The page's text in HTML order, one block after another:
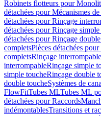
Robinets flotteurs pour
détachées pour Mécanismes de
détachées pour Rinçage
détachées pour Rinçage
détachées pour Rinçage
completsPièces détachées
completsRinçage interrompable
interrompableRinçage simple
simple toucheRinçage double
double toucheSystèmes de
FlowFitTubes MLTubes ML
détachées pour Raccords
indémontablesTransitions et